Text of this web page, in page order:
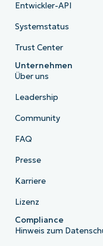
Entwickler-API
Systemstatus
Trust Center
Unternehmen
Über uns
Leadership
Community
FAQ
Presse
Karriere
Lizenz
Compliance
Hinweis zum